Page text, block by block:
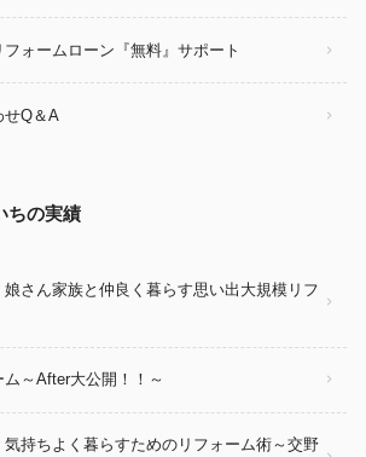
ォームローン『無料』サポート
せQ＆A
ちの実績
娘さん家族と仲良く暮らす思い出大規模リフ
～After大公開！！～
持ちよく暮らすためのリフォーム術～交野